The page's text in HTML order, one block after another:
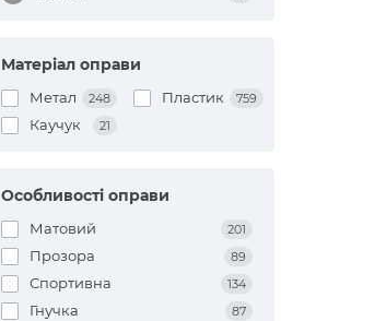
Матеріал оправи
Метал 248 Пластик 759
Каучук 21
Особливості оправи
Матовий 201
Прозора 89
Спортивна 134
Гнучка 87